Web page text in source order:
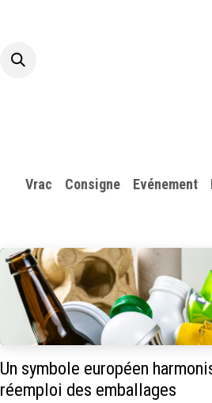
Vrac Consigne ​Evénement
Un symbole européen
réemploi des emballages